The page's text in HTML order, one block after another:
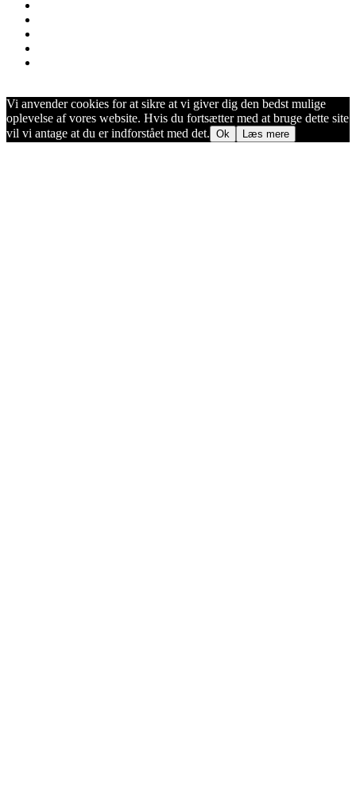
Vi anvender cookies for at sikre at vi giver dig den bedst mulige
oplevelse af vores website. Hvis du fortsætter med at bruge dette site
vil vi antage at du er indforstået med det. Ok Læs mere